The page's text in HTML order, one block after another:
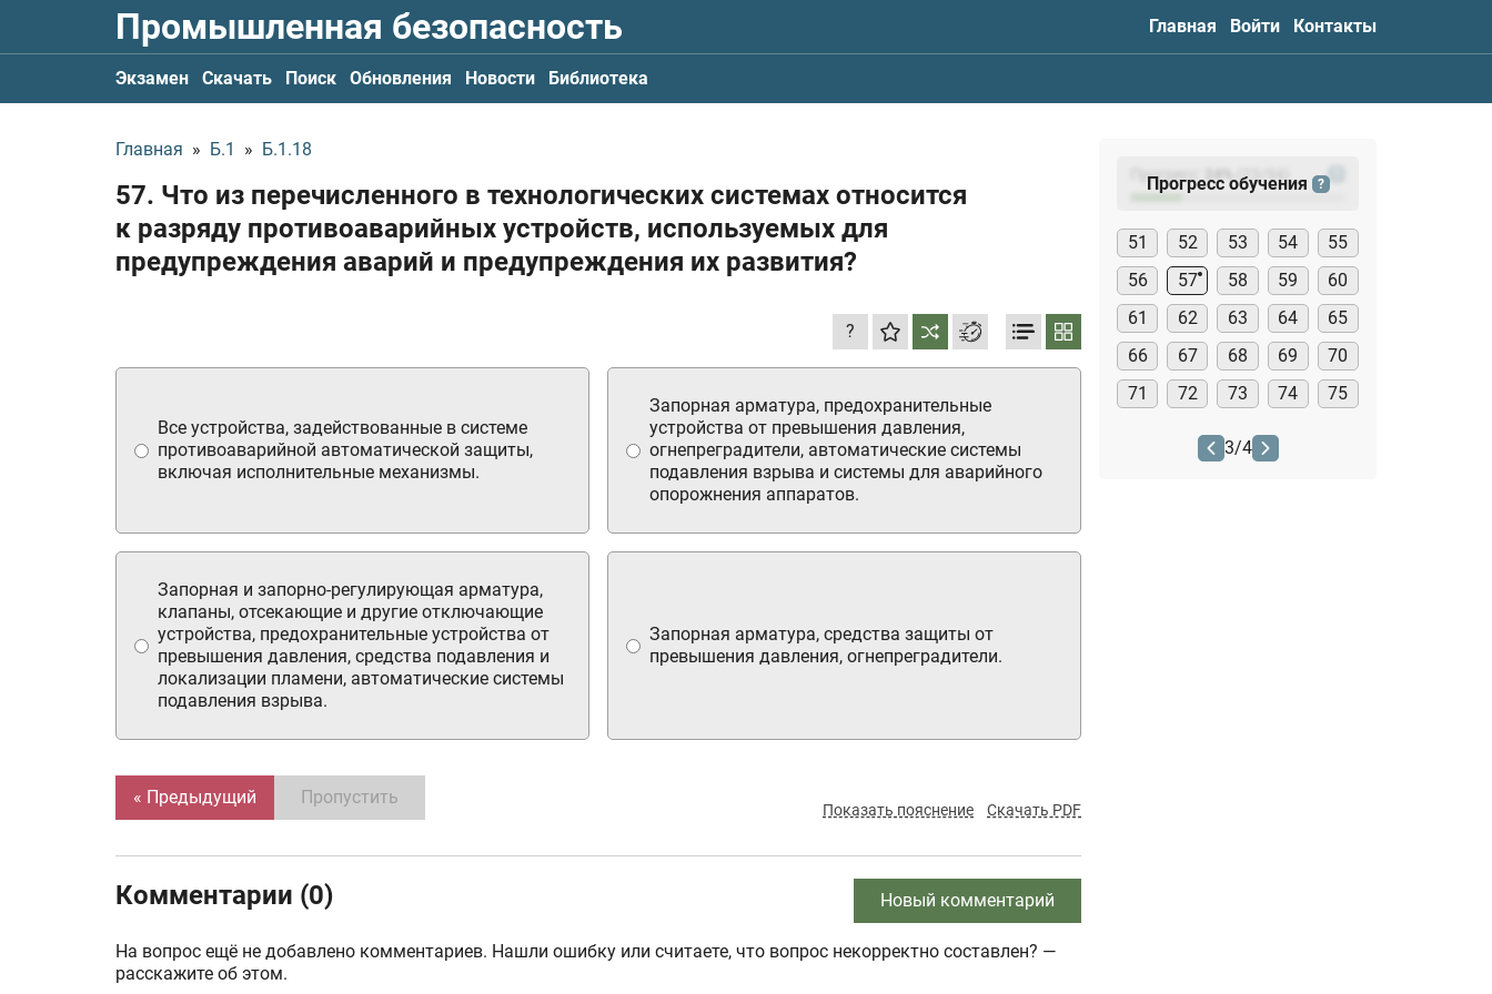
Промышленная безопасность Главная Войти Контакты
Экзамен Скачать Поиск Обновления Новости Библиотека
Главная » Б.1 » Б.1.18
57. Что из перечисленного в технологических системах относится
к разряду противоаварийных устройств, используемых для
предупреждения аварий и предупреждения их развития?
?
Запорная арматура, предохранительные
устройства от превышения давления,
огнепреградители, автоматические системы
подавления взрыва и системы для аварийного
опорожнения аппаратов.
Запорная и запорно-регулирующая арматура,
клапаны, отсекающие и другие отключающие
устройства, предохранительные устройства от
превышения давления, средства подавления и
локализации пламени, автоматические системы
подавления взрыва.
Все устройства, задействованные в системе
противоаварийной автоматической защиты,
включая исполнительные механизмы.
Запорная арматура, средства защиты от
превышения давления, огнепреградители.
« Предыдущий Пропустить
Показать пояснение Скачать PDF
Комментарии (0) Новый комментарий
На вопрос ещё не добавлено комментариев. Нашли ошибку или считаете, что вопрос некорректно составлен? —
расскажите об этом.
Прогресс: (23
Прогресс обучения ?
51 52 53 54
55
56
57 58 59
60
61
62 63 64
65
66
67 68 69
70
71
72 73 74 75
3/4